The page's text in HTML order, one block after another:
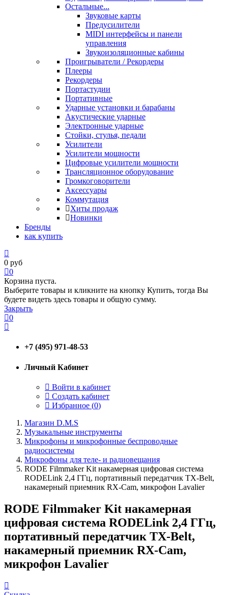
Остальные...
Звуковые карты
Предусилители
MIDI интерфейсы и панели
управления
Звукоизоляционные кабины
Проигрыватели / Рекордеры
Плееры
Рекордеры
Портастудии
Портативные
Ударные установки и барабаны
Акустические ударные
Электронные ударные
Стойки, стулья, педали
Усилители
Усилители мощности
Цифровые усилители мощности
Трансляционное оборудование
Громкоговорители
Аксессуары
Коммутация
Хиты продаж
Новинки
Бренды
как купить
0 руб
0
Корзина пуста.
Выберите товары и кликните на кнопку Купить, тогда Вы
будете видеть здесь товары и общую сумму.
Закрыть
0
+7 (495) 971-48-53
Личный Кабинет
Войти в кабинет
Создать кабинет
Избранное (0)
Магазин D.M.S
Музыкальные инструменты
Микрофоны и микрофонные беспроводные
радиосистемы
Микрофоны для теле- и радиовещания
RODE Filmmaker Kit накамерная цифровая система
RODELink 2,4 ГГц, портативный передатчик TX-Belt,
накамерный приемник RX-Cam, микрофон Lavalier
RODE Filmmaker Kit накамерная
цифровая система RODELink 2,4 ГГц,
портативный передатчик TX-Belt,
накамерный приемник RX-Cam,
микрофон Lavalier